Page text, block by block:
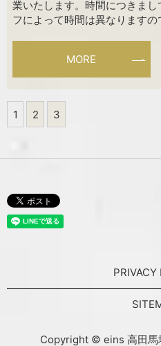
業いたします。時間につきま
フによって時間は異なります
MORE
1 2 3
PRIVACY
Copyright © eins 高田馬